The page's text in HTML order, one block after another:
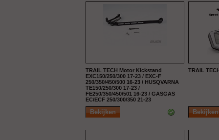
TRAIL TECH Motor Kickstand
EXC150/250/300 17-23 / EXC-F
250/350/450/500 16-23 / HUSQVARNA
TE150/250/300 17-23 /
FE250/350/450/501 16-23 / GASGAS
EC/ECF 250/300/350 21-23
TRAIL
Bekijken Bekijken